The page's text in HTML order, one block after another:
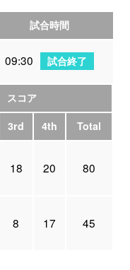
試合時間
09:30 試合終了
スコア
3rd 4th Total
18 20 80
8 17 45